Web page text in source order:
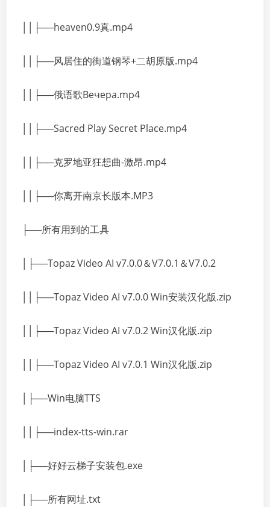
││├──heaven0.9真.mp4
││├──风居住的街道钢琴+二胡原版.mp4
││├──俄语歌Beчepa.mp4
││├──Sacred Play Secret Place.mp4
││├──克罗地亚狂想曲-激昂.mp4
││├──你离开南京长版本.MP3
├──所有用到的工具
│├──Topaz Video AI v7.0.0＆V7.0.1＆V7.0.2
││├──Topaz Video AI v7.0.0 Win安装汉化版.zip
││├──Topaz Video AI v7.0.2 Win汉化版.zip
││├──Topaz Video AI v7.0.1 Win汉化版.zip
│├──Win电脑TTS
││├──index-tts-win.rar
│├──好好云梯子安装包.exe
│├──所有网址.txt